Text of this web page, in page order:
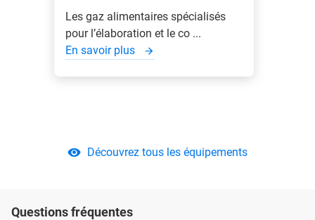
Les gaz alimentaires spécialisés
pour l’élaboration et le co ...
En savoir plus
Découvrez tous les équipements
Questions fréquentes